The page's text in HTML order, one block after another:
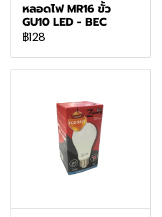
หลอดไฟ MR16 ขั้ว
GU10 LED - BEC
฿128